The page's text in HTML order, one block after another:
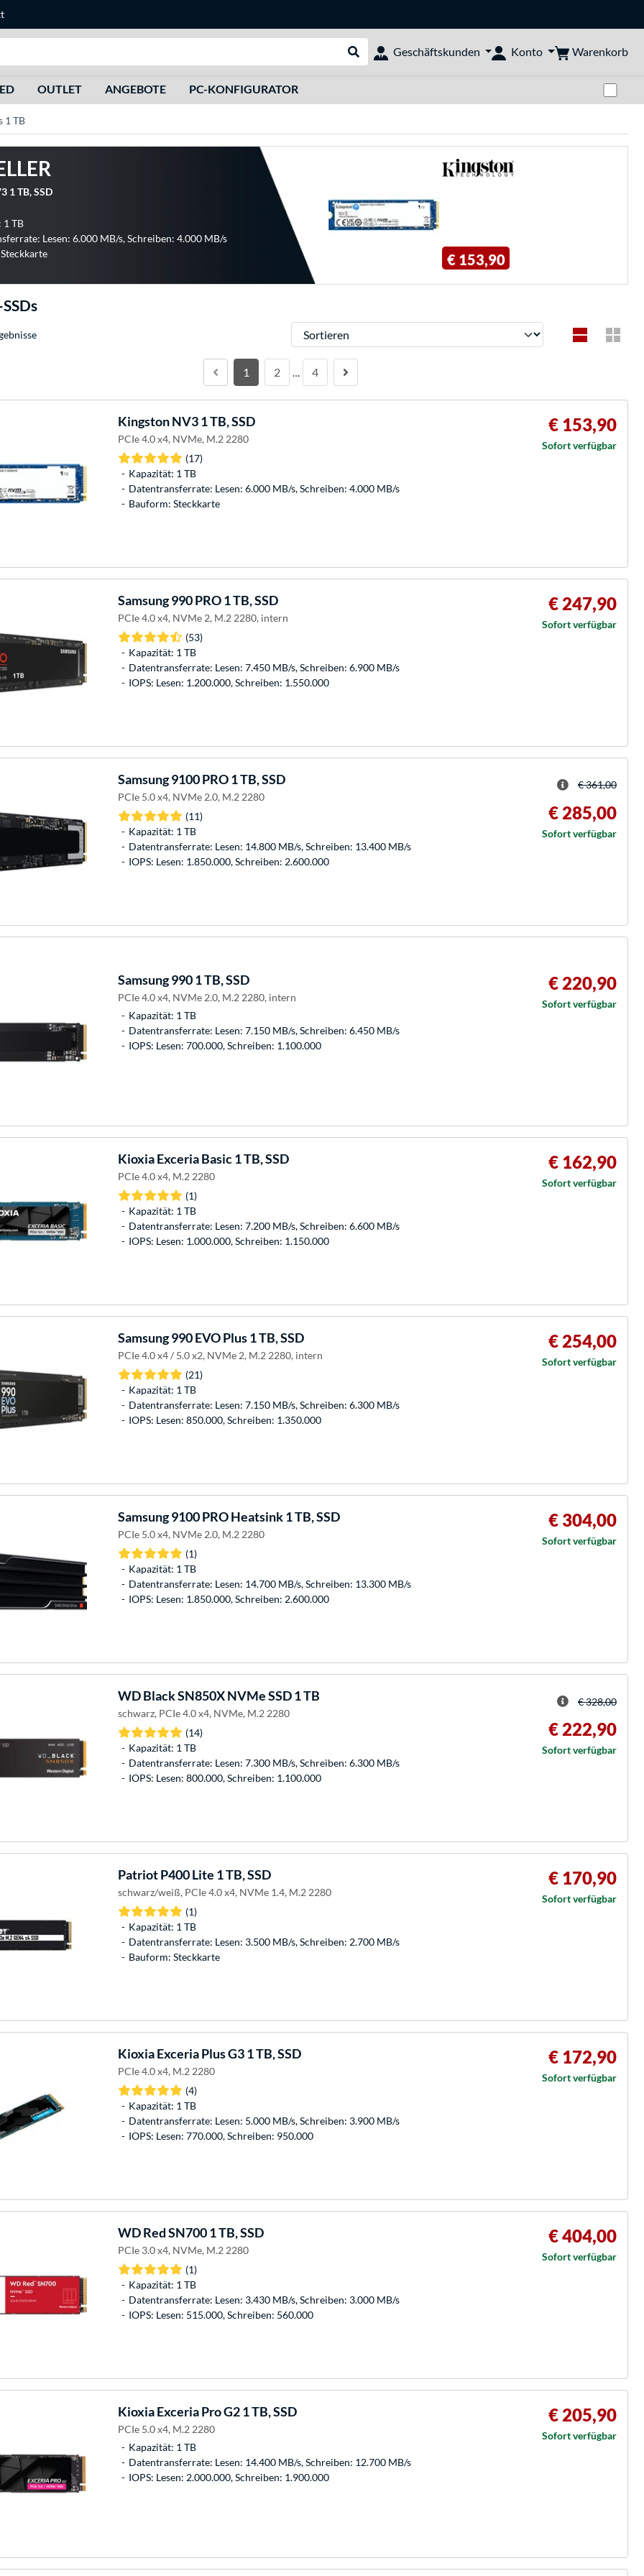
Suche durchführen
Geschäftskunden Konto Warenkorb
OUTLET ANGEBOTE PC-KONFIGURATOR
1 TB
1 TB, SSD
1 TB
Lesen: 6.000 MB/s, Schreiben: 4.000 MB/s
€ 153,90
Sortieren
1 2 … 4
KingstonNV3 1 TB, SSD
PCIe 4.0 x4, NVMe, M.2 2280
(17)
Kapazität: 1 TB
Datentransferrate: Lesen: 6.000 MB/s, Schreiben: 4.000 MB/s
Bauform: Steckkarte
€ 153,90
Sofort verfügbar
Samsung990 PRO 1 TB, SSD
PCIe 4.0 x4, NVMe 2, M.2 2280, intern
(53)
Kapazität: 1 TB
Datentransferrate: Lesen: 7.450 MB/s, Schreiben: 6.900 MB/s
IOPS: Lesen: 1.200.000, Schreiben: 1.550.000
€ 247,90
Sofort verfügbar
Samsung9100 PRO 1 TB, SSD
PCIe 5.0 x4, NVMe 2.0, M.2 2280
(11)
Kapazität: 1 TB
Datentransferrate: Lesen: 14.800 MB/s, Schreiben: 13.400 MB/s
IOPS: Lesen: 1.850.000, Schreiben: 2.600.000
€ 361,00
€ 285,00
Sofort verfügbar
Samsung990 1 TB, SSD
PCIe 4.0 x4, NVMe 2.0, M.2 2280, intern
Kapazität: 1 TB
Datentransferrate: Lesen: 7.150 MB/s, Schreiben: 6.450 MB/s
IOPS: Lesen: 700.000, Schreiben: 1.100.000
€ 220,90
Sofort verfügbar
KioxiaExceria Basic 1 TB, SSD
PCIe 4.0 x4, M.2 2280
(1)
Kapazität: 1 TB
Datentransferrate: Lesen: 7.200 MB/s, Schreiben: 6.600 MB/s
IOPS: Lesen: 1.000.000, Schreiben: 1.150.000
€ 162,90
Sofort verfügbar
Samsung990 EVO Plus 1 TB, SSD
PCIe 4.0 x4 / 5.0 x2, NVMe 2, M.2 2280, intern
(21)
Kapazität: 1 TB
Datentransferrate: Lesen: 7.150 MB/s, Schreiben: 6.300 MB/s
IOPS: Lesen: 850.000, Schreiben: 1.350.000
€ 254,00
Sofort verfügbar
Samsung9100 PRO Heatsink 1 TB, SSD
PCIe 5.0 x4, NVMe 2.0, M.2 2280
(1)
Kapazität: 1 TB
Datentransferrate: Lesen: 14.700 MB/s, Schreiben: 13.300 MB/s
IOPS: Lesen: 1.850.000, Schreiben: 2.600.000
€ 304,00
Sofort verfügbar
WDBlack SN850X NVMe SSD 1 TB
schwarz, PCIe 4.0 x4, NVMe, M.2 2280
(14)
Kapazität: 1 TB
Datentransferrate: Lesen: 7.300 MB/s, Schreiben: 6.300 MB/s
IOPS: Lesen: 800.000, Schreiben: 1.100.000
€ 328,00
€ 222,90
Sofort verfügbar
PatriotP400 Lite 1 TB, SSD
schwarz/weiß, PCIe 4.0 x4, NVMe 1.4, M.2 2280
(1)
Kapazität: 1 TB
Datentransferrate: Lesen: 3.500 MB/s, Schreiben: 2.700 MB/s
Bauform: Steckkarte
€ 170,90
Sofort verfügbar
KioxiaExceria Plus G3 1 TB, SSD
PCIe 4.0 x4, M.2 2280
(4)
Kapazität: 1 TB
Datentransferrate: Lesen: 5.000 MB/s, Schreiben: 3.900 MB/s
IOPS: Lesen: 770.000, Schreiben: 950.000
€ 172,90
Sofort verfügbar
WDRed SN700 1 TB, SSD
PCIe 3.0 x4, NVMe, M.2 2280
(1)
Kapazität: 1 TB
Datentransferrate: Lesen: 3.430 MB/s, Schreiben: 3.000 MB/s
IOPS: Lesen: 515.000, Schreiben: 560.000
€ 404,00
Sofort verfügbar
KioxiaExceria Pro G2 1 TB, SSD
PCIe 5.0 x4, M.2 2280
Kapazität: 1 TB
Datentransferrate: Lesen: 14.400 MB/s, Schreiben: 12.700 MB/s
IOPS: Lesen: 2.000.000, Schreiben: 1.900.000
€ 205,90
Sofort verfügbar